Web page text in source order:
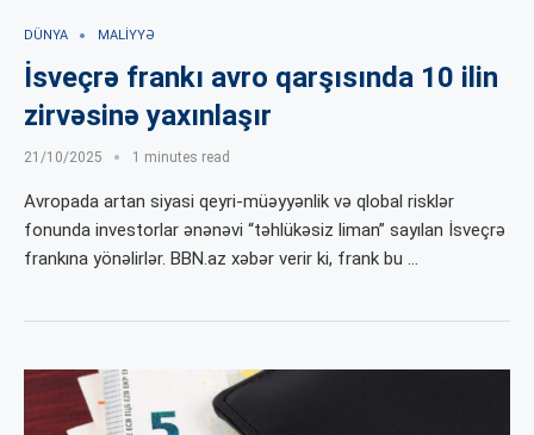
DÜNYA MALIYYƏ
İsveçrə frankı avro qarşısında 10 ilin
zirvəsinə yaxınlaşır
21/10/2025 1 minutes read
Avropada artan siyasi qeyri-müəyyənlik və qlobal risklər
fonunda investorlar ənənəvi “təhlükəsiz liman” sayılan İsveçrə
frankına yönəlirlər. BBN.az xəbər verir ki, frank bu …